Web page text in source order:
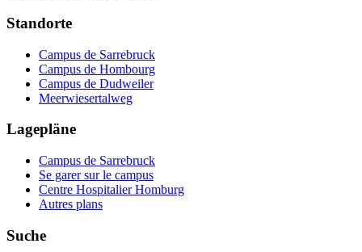
Standorte
Campus de Sarrebruck
Campus de Hombourg
Campus de Dudweiler
Meerwiesertalweg
Lagepläne
Campus de Sarrebruck
Se garer sur le campus
Centre Hospitalier Homburg
Autres plans
Suche